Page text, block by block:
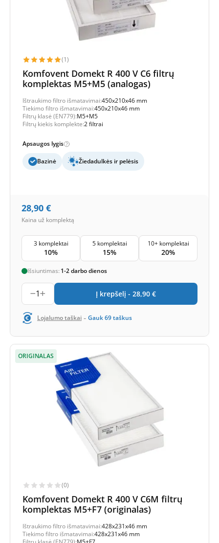
(1)
Komfovent Domekt R 400 V C6 filtrų
komplektas M5+M5 (analogas)
Ištraukimo filtro išmatavimai:450x210x46 mm
Tiekimo filtro išmatavimai:450x210x46 mm
Filtrų klasė (EN779):M5+M5
Filtrų kiekis komplekte:2 filtrai
Apsaugos lygis
Bazinė Žiedadulkės ir pelėsis
28,90 €
Kaina už komplektą
3 komplektai
10%
5 komplektai
15%
10+ komplektai
20%
Išsiuntimas: 1-2 darbo dienos
1 Į krepšelį - 28,90 €
Lojalumo taškai - Gauk69taškus
ORIGINALAS
(0)
Komfovent Domekt R 400 V C6M filtrų
komplektas M5+F7 (originalas)
Ištraukimo filtro išmatavimai:428x231x46 mm
Tiekimo filtro išmatavimai:428x231x46 mm